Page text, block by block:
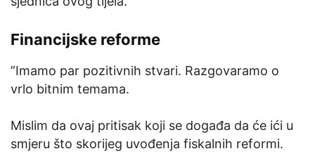
Financijske reforme
”Imamo par pozitivnih stvari. Razgovaramo o
vrlo bitnim temama.
Mislim da ovaj pritisak koji se događa da će ići u
smjeru što skorijeg uvođenja fiskalnih reformi.